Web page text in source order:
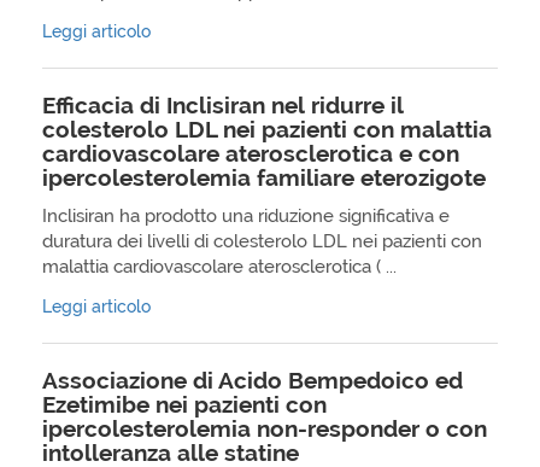
Leggi articolo
Efficacia di Inclisiran nel ridurre il
colesterolo LDL nei pazienti con malattia
cardiovascolare aterosclerotica e con
ipercolesterolemia familiare eterozigote
Inclisiran ha prodotto una riduzione significativa e
duratura dei livelli di colesterolo LDL nei pazienti con
malattia cardiovascolare aterosclerotica ( ...
Leggi articolo
Associazione di Acido Bempedoico ed
Ezetimibe nei pazienti con
ipercolesterolemia non-responder o con
intolleranza alle statine